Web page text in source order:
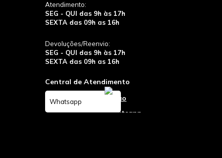
Atendimento:
SEG - QUI das 9h às 17h
SEXTA das 09h as 16h
Devoluções/Reenvio:
SEG - QUI das 9h às 17h
SEXTA das 09h as 16h
Central de Atendimento
Whatsapp